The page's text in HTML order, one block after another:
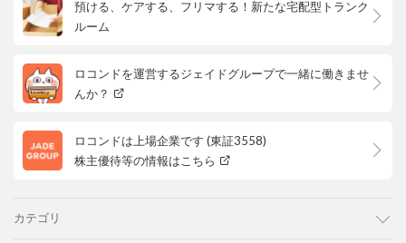
預ける、ケアする、フリマする！新たな宅配型トランク
ルーム
ロコンドを運営するジェイドグループで一緒に働きませ
んか？
ロコンドは上場企業です (東証3558)
株主優待等の情報はこちら
カテゴリ